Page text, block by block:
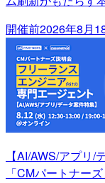
開催前2026年8月
【AI/AWS/アプリ
「CMパートナー